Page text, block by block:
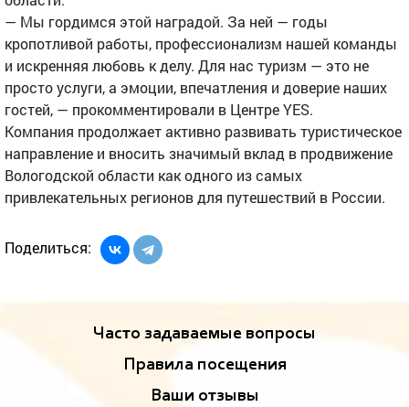
— Мы гордимся этой наградой. За ней — годы
кропотливой работы, профессионализм нашей команды
и искренняя любовь к делу. Для нас туризм — это не
просто услуги, а эмоции, впечатления и доверие наших
гостей, — прокомментировали в Центре YES.
Компания продолжает активно развивать туристическое
направление и вносить значимый вклад в продвижение
Вологодской области как одного из самых
привлекательных регионов для путешествий в России.
Поделиться:
Часто задаваемые вопросы
Правила посещения
Ваши отзывы